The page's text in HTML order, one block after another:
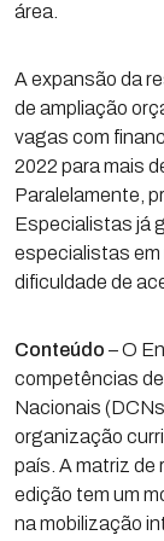
área.
A expansão da
de ampliação
vagas com
2022 para mais
Paralelamente,
Especialistas já
especialistas
dificuldade de
Conteúdo – O
competências
Nacionais
organização
país. A matriz de
edição tem um
na mobilização